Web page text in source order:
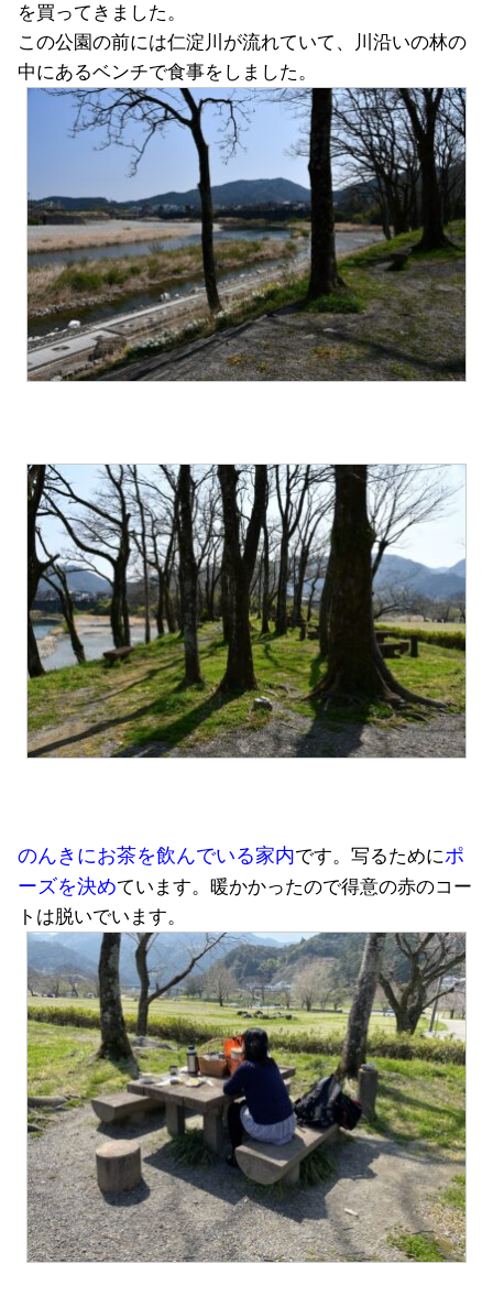
を買ってきました。
この公園の前には仁淀川が流れていて、川沿いの林の
中にあるベンチで食事をしました。
のんきにお茶を飲んでいる家内です。写るためにポ
ーズを決めています。暖かかったので得意の赤のコー
トは脱いでいます。